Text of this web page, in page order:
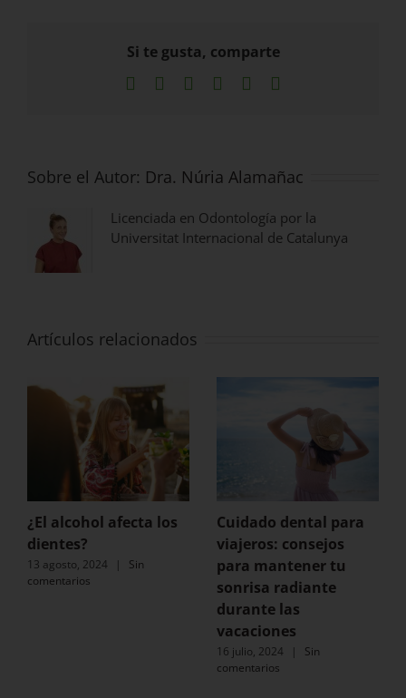
Si te gusta, comparte
Facebook LinkedInWhatsApp
Pinterest
Sobre el Autor: Dra. Núria Alamañac
Licenciada en Odontología por la
Universitat Internacional de Catalunya
Artículos relacionados
¿El alcohol afecta los
dientes?
13 agosto, 2024 |
Sin
comentarios
Cuidado dental para
viajeros: consejos
para mantener tu
sonrisa radiante
durante las
vacaciones
16 julio, 2024 |
Sin
comentarios